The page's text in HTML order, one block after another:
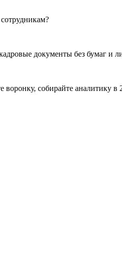
документы без бумаг и
воронку, собирайте аналитику в